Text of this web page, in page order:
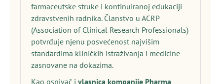
farmaceutske struke i kontinuiranoj edukaciji
zdravstvenih radnika. Članstvo u ACRP
(Association of Clinical Research Professionals)
potvrđuje njenu posvećenost najvišim
standardima kliničkih istraživanja i medicine
zasnovane na dokazima.
Kao osnivač i vlasnica kompanije Pharma